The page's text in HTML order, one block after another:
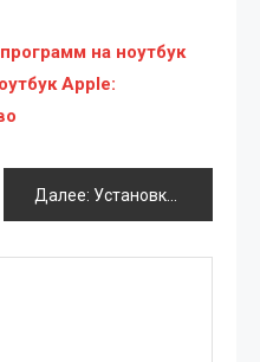
на ноутбук
Apple:
радио на планшете
Далее: Установка WeChat на ноутбук: пошаговое руководство